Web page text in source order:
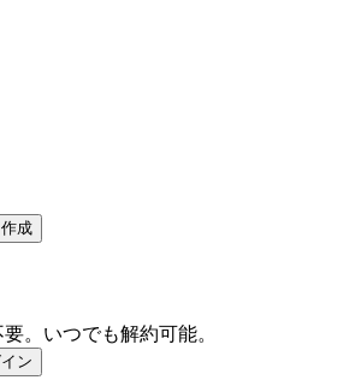
成
。いつでも解約可能。
ン